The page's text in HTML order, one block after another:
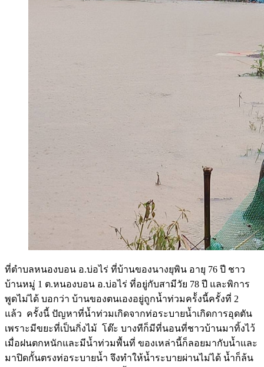
ที่ตำบลหนองบอน อ.บ่อไร่ ที่บ้านของนางยุพิน อายุ 76 ปี ชาว
บ้านหมู่ 1 ต.หนองบอน อ.บ่อไร่ ที่อยู่กับสามีวัย 78 ปี และพิการ
พูดไม่ได้ บอกว่า บ้านของตนเองอยู่ถูกน้ำท่วมคร้้งนี้ครั้งที่ 2
แล้ว ครั้งนี้ ปัญหาที่น้ำท่วมเกิดจากท่อระบายน้ำเกิดการอุดตัน
เพราะมีขยะที่เป็นกิ่งไม้ โต๊ะ บางทีก็มีที่นอนที่ชาวบ้านมาทิ้งไว้
เมื่อฝนตกหนักและมีน้ำท่วมพื้นที่ ของเหล่านี้ก็ลอยมากับน้ำและ
มาปิดกั้นตรงท่อระบายน้ำ จึงทำให้น้ำระบายผ่านไม่ได้ น้ำก็ล้น